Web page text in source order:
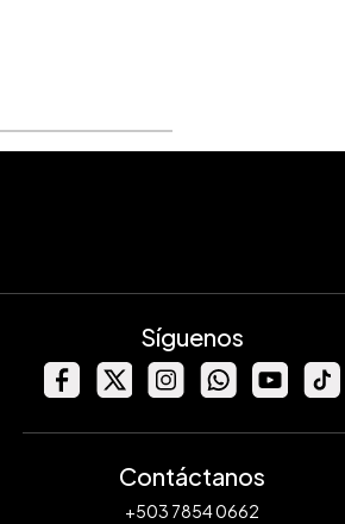
Síguenos
Contáctanos
+503 7854 0662